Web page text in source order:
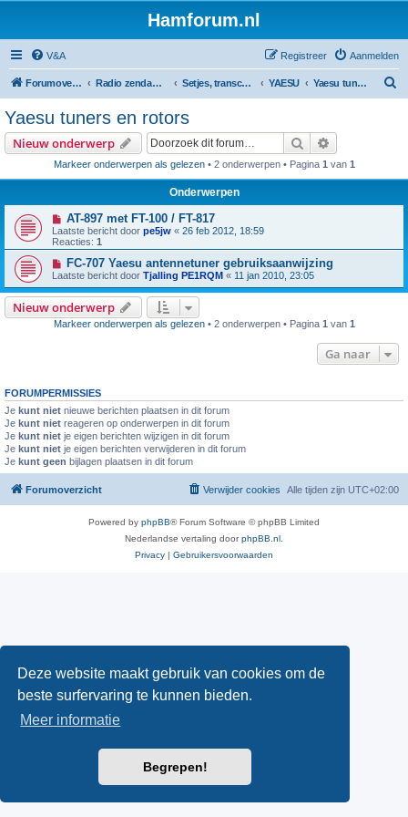
Deze website maakt gebruik van cookies om de
beste surfervaring te kunnen bieden.
Meer informatie
Begrepen!
Hamforum.nl
V&A Aanmelden
Registreer
Forumoverzicht Radio zendamateur, luisteramateur en elektronica zelfbouw Setjes, transceivers, portofoons, ontvangers, mods, tips, etc YAESU Yaesu tuners en rotors
Yaesu tuners en rotors
Nieuw onderwerp Zoek
Markeer onderwerpen als gelezen• 2 onderwerpen • Pagina 1 van 1
Onderwerpen
AT-897 met FT-100 / FT-817
Laatste bericht door pe5jw « 26 feb 2012, 18:59
Reacties: 1
FC-707 Yaesu antennetuner gebruiksaanwijzing
Laatste bericht door Tjalling PE1RQM « 11 jan 2010, 23:05
Nieuw onderwerp
Markeer onderwerpen als gelezen• 2 onderwerpen • Pagina 1 van 1
Ga naar
FORUMPERMISSIES
Je kunt niet nieuwe berichten plaatsen in dit forum
Je kunt niet reageren op onderwerpen in dit forum
Je kunt niet je eigen berichten wijzigen in dit forum
Je kunt niet je eigen berichten verwijderen in dit forum
Je kunt geen bijlagen plaatsen in dit forum
Forumoverzicht Alle tijden zijn UTC+02:00
Verwijder cookies
Powered by phpBB® Forum Software © phpBB Limited
Nederlandse vertaling doorphpBB.nl
Privacy | Gebruikersvoorwaarden